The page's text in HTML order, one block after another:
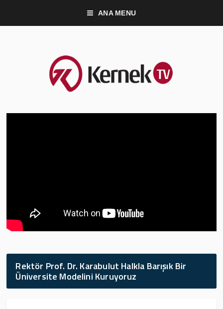
ANA MENU
Rektör Prof. Dr. Karabulut Halkla Barışık Bir
Üniversite Modelini Kuruyoruz